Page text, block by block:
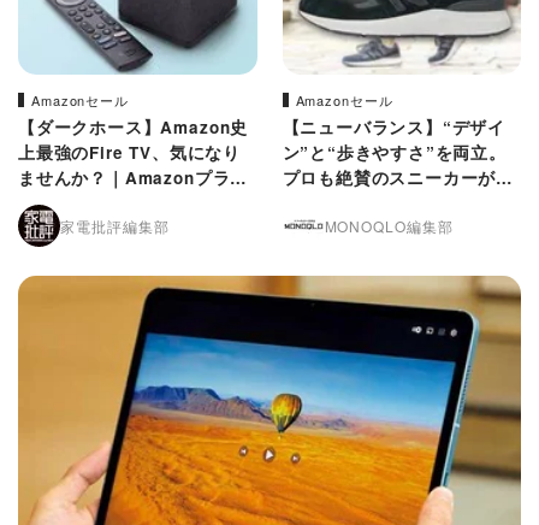
Amazonセール
【ダークホース】Amazon史
上最強のFire TV、気になり
ませんか？｜Amazonプライ
ムデー
家電批評編集部
Amazonセール
【ニューバランス】“デザイ
ン”と“歩きやすさ”を両立。
プロも絶賛のスニーカーが安
MONOQLO編集部